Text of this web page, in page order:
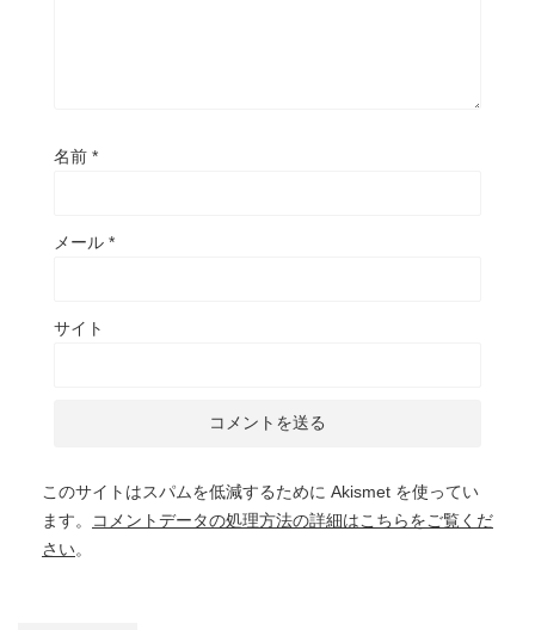
名前 *
メール *
サイト
このサイトはスパムを低減するために Akismet を使ってい
ます。
コメントデータの処理方法の詳細はこちらをご覧くだ
さい。